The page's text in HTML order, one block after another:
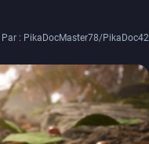
Par : PikaDocMaster78/PikaDoc42